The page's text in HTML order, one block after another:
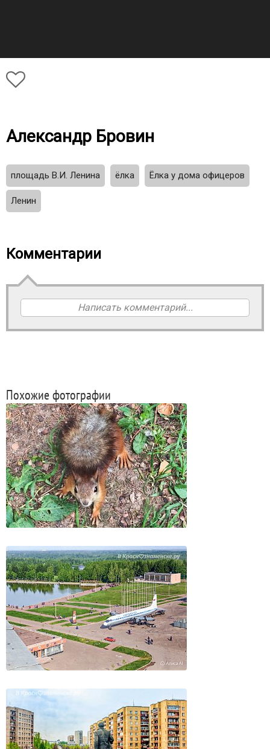
Александр Бровин
площадь В.И. Ленина ёлка Ёлка у дома офицеров
Ленин
Комментарии
Написать комментарий...
Похожие фотографии